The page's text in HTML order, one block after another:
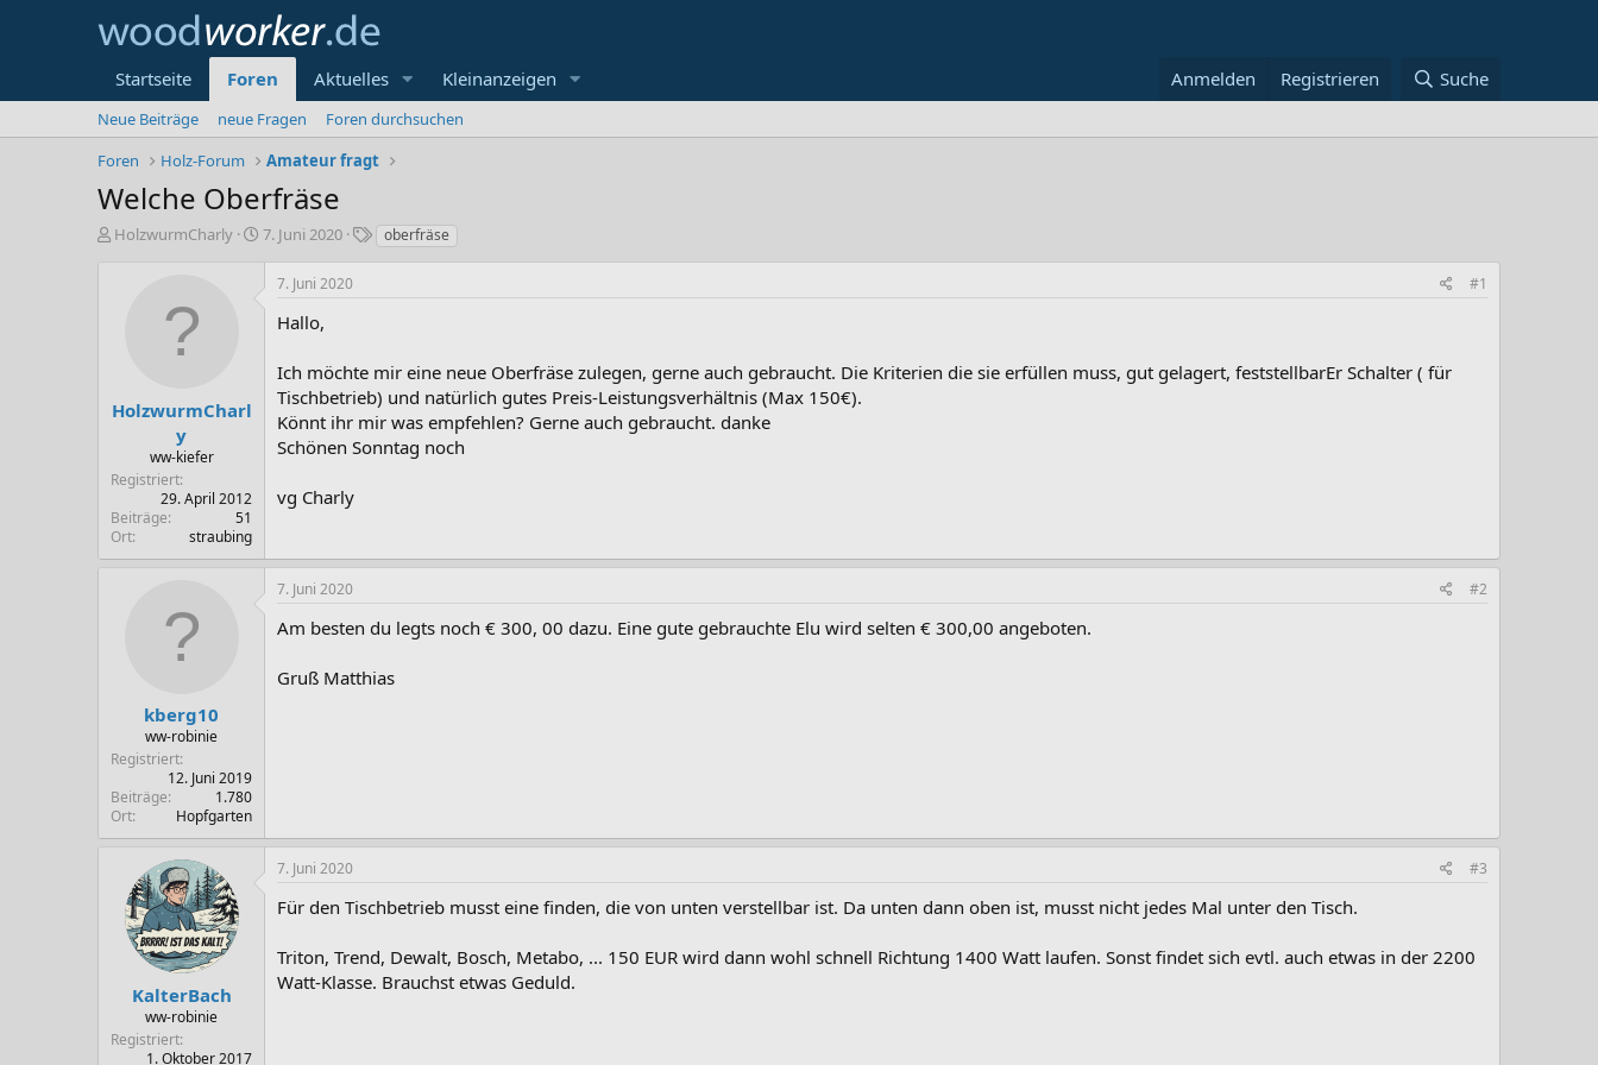
Startseite Foren Aktuelles Kleinanzeigen Anmelden Registrieren Suche
Neue Beiträge neue Fragen
Foren durchsuchen
Foren
Holz-Forum Amateur fragt
Welche Oberfräse
E
r
HolzwurmCharly
E
t
7. Juni 2020
S
o
r
t
e
oberfräse
HolzwurmCharl
y
ww-kiefer
Registriert
29. April 2012
Beiträge
51
Ort
straubing
7. Juni 2020 #1
Hallo,
Ich möchte mir eine neue Oberfräse zulegen, gerne auch gebraucht. Die Kriterien die sie erfüllen muss, gut gelagert, feststellbarEr Schalter ( für
Tischbetrieb) und natürlich gutes Preis-Leistungsverhältnis (Max 150€).
Könnt ihr mir was empfehlen? Gerne auch gebraucht. danke
Schönen Sonntag noch
vg Charly
kberg10
ww-robinie
Registriert
12. Juni 2019
Beiträge
1.780
Ort
Hopfgarten
7. Juni 2020 #2
Am besten du legts noch € 300, 00 dazu. Eine gute gebrauchte Elu wird selten € 300,00 angeboten.
Gruß Matthias
KalterBach
ww-robinie
Registriert
1. Oktober 2017
7. Juni 2020 #3
Für den Tischbetrieb musst eine finden, die von unten verstellbar ist. Da unten dann oben ist, musst nicht jedes Mal unter den Tisch.
Triton, Trend, Dewalt, Bosch, Metabo, ... 150 EUR wird dann wohl schnell Richtung 1400 Watt laufen. Sonst findet sich evtl. auch etwas in der 2200
Watt-Klasse. Brauchst etwas Geduld.